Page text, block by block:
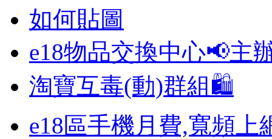
如何貼圖
e18物品交換中心📢主
淘寶互毒(動)群組🛍️
e18區手機月費,寬頻上